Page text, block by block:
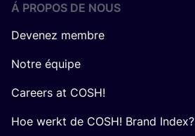
Á PROPOS DE NOUS
Devenez membre
Notre équipe
Careers at COSH!
Hoe werkt de COSH! Brand Index?